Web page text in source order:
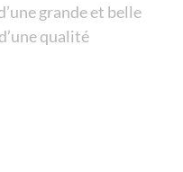
grande et belle
qualité